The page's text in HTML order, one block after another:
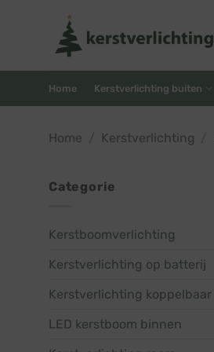
Home Kerstverlichting buiten
Home Kerstverlichting
Categorie
Kerstboomverlichting
Kerstverlichting op batterij
Kerstverlichting koppelbaar
LED kerstboom binnen